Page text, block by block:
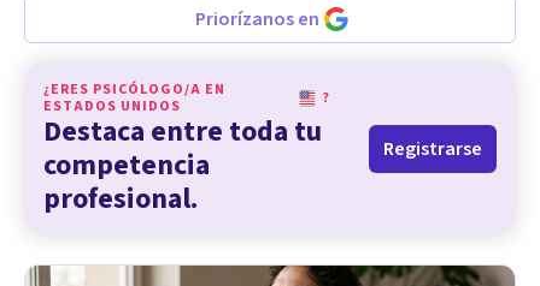
Priorízanos en
¿ERES PSICÓLOGO/A EN
ESTADOS UNIDOS
?
Destaca entre toda tu
competencia
profesional.
Registrarse